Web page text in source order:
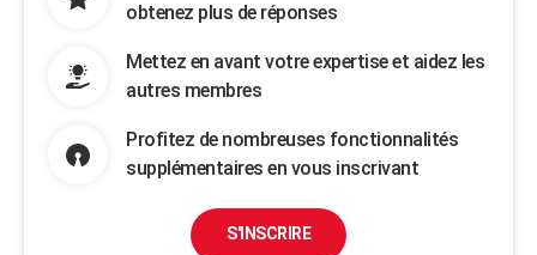
obtenez plus de réponses
Mettez en avant votre expertise et aidez les
autres membres
Profitez de nombreuses fonctionnalités
supplémentaires en vous inscrivant
S'INSCRIRE